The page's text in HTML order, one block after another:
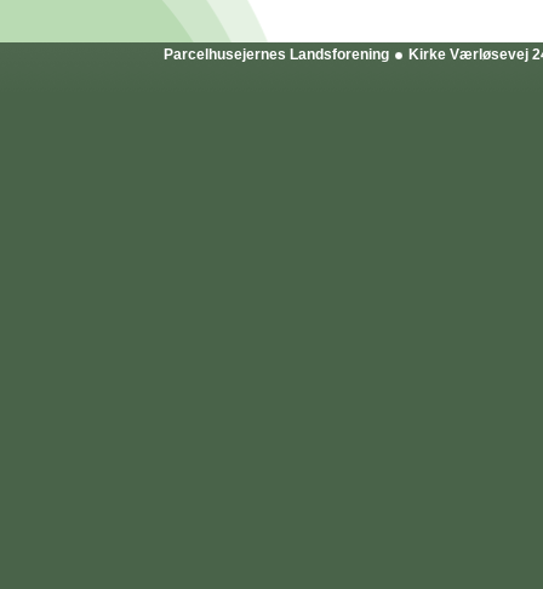
Parcelhusejernes Landsforening Kirke Værløsevej